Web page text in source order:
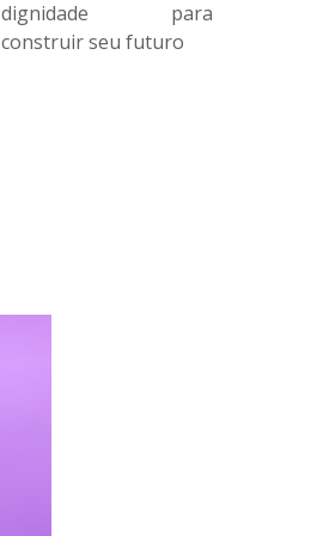
dos Conselhos de
Direito